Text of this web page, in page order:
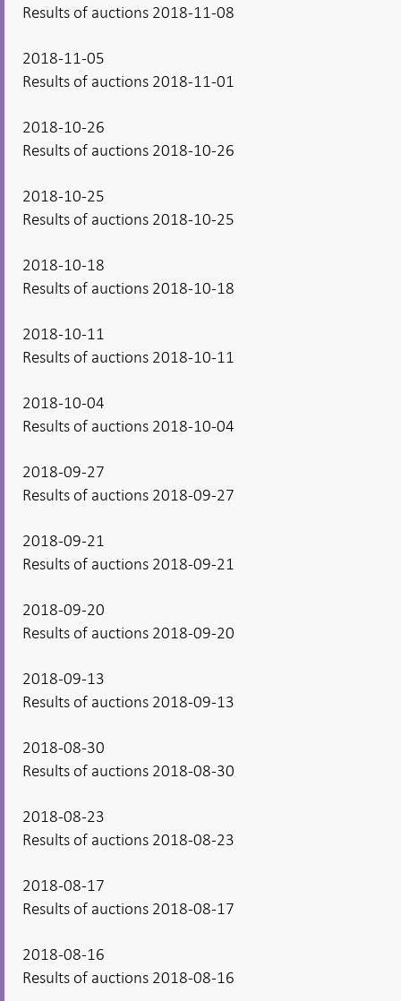
Results of auctions 2018-11-08
2018-11-05
Results of auctions 2018-11-01
2018-10-26
Results of auctions 2018-10-26
2018-10-25
Results of auctions 2018-10-25
2018-10-18
Results of auctions 2018-10-18
2018-10-11
Results of auctions 2018-10-11
2018-10-04
Results of auctions 2018-10-04
2018-09-27
Results of auctions 2018-09-27
2018-09-21
Results of auctions 2018-09-21
2018-09-20
Results of auctions 2018-09-20
2018-09-13
Results of auctions 2018-09-13
2018-08-30
Results of auctions 2018-08-30
2018-08-23
Results of auctions 2018-08-23
2018-08-17
Results of auctions 2018-08-17
2018-08-16
Results of auctions 2018-08-16